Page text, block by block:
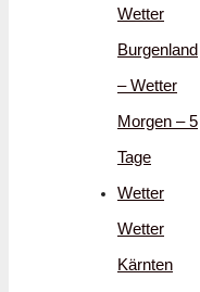
Wetter
Burgenland
– Wetter
Morgen – 5
Tage
Wetter
Wetter
Kärnten